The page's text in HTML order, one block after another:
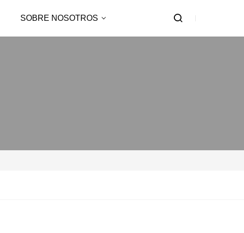
SOBRE NOSOTROS